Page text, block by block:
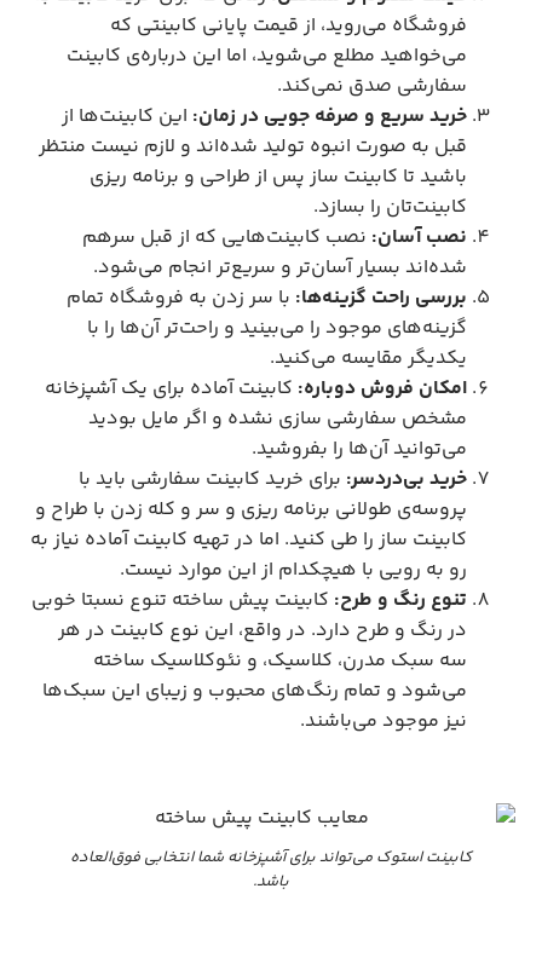
فروشگاه می‌روید، از قیمت پایانی کابینتی که
می‌خواهید مطلع می‌شوید، اما این درباره‌ی کابینت
سفارشی صدق نمی‌کند.
خرید سریع و صرفه جویی در زمان: این کابینت‌ها از
قبل به صورت انبوه تولید شده‌اند و لازم نیست منتظر
باشید تا کابینت ساز پس از طراحی و برنامه ریزی
کابینت‌تان را بسازد.
نصب آسان: نصب کابینت‌هایی که از قبل سرهم
شده‌اند بسیار آسان‌تر و سریع‌تر انجام می‌شود.
بررسی راحت گزینه‌ها: با سر زدن به فروشگاه تمام
گزینه‌های موجود را می‌بینید و راحت‌تر آن‌ها را با
یکدیگر مقایسه می‌کنید.
امکان فروش دوباره: کابینت آماده برای یک آشپزخانه
مشخص سفارشی سازی نشده و اگر مایل بودید
می‌توانید آن‌ها را بفروشید.
خرید بی‌دردسر: برای خرید کابینت سفارشی باید با
پروسه‌ی طولانی برنامه ریزی و سر و کله زدن با طراح و
کابینت ساز را طی کنید. اما در تهیه کابینت آماده نیاز به
رو به رویی با هیچکدام از این موارد نیست.
تنوع رنگ و طرح: کابینت پیش ساخته تنوع نسبتا خوبی
در رنگ و طرح دارد. در واقع، این نوع کابینت در هر
سه سبک مدرن، کلاسیک، و نئوکلاسیک ساخته
می‌شود و تمام رنگ‌های محبوب و زیبای این سبک‌ها
نیز موجود می‌باشند.
کابینت استوک می‌تواند برای آشپزخانه شما انتخابی فوق‌العاده
باشد.